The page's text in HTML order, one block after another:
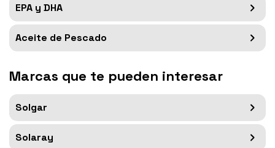
EPA y DHA
Aceite de Pescado
Marcas que te pueden interesar
Solgar
Solaray